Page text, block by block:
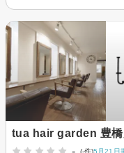
tua hair garden 豊
(-件)5月21日